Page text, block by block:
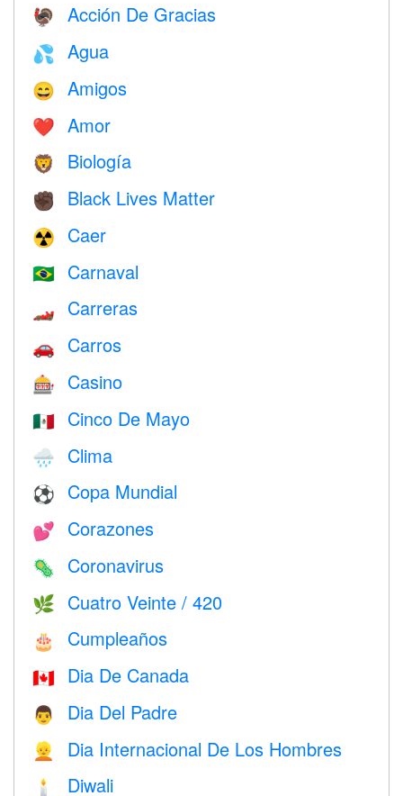
🦃 Acción De Gracias
💦 Agua
😄 Amigos
❤️️ Amor
🦁 Biología
✊🏿 Black Lives Matter
☢️ Caer
🇧🇷 Carnaval
🏎 Carreras
🚗 Carros
🎰 Casino
🇲🇽 Cinco De Mayo
🌧 Clima
⚽ Copa Mundial
💕 Corazones
🦠 Coronavirus
🌿 Cuatro Veinte / 420
🎂 Cumpleaños
🇨🇦 Dia De Canada
👨 Dia Del Padre
👱 Dia Internacional De Los Hombres
🕯 Diwali